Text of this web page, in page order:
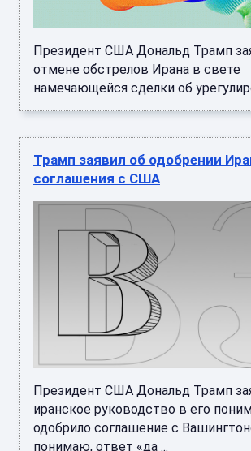
Президент США Дональд Трамп
отмене обстрелов Ирана в свете
намечающейся сделки об
Трамп заявил об одобрении
соглашения с США
Президент США Дональд Трамп
иранское руководство в его
одобрило соглашение с
понимаю, ответ «да ...